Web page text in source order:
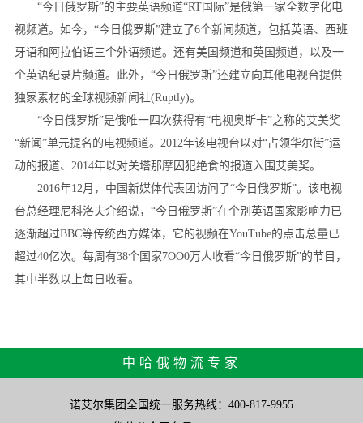
“今日俄罗斯”的主要英语频道“RT国际”是俄第一家全数字化电
视频道。如今，“今日俄罗斯”建立了6个新闻频道，包括英语、西班
牙语和阿拉伯语三个外语频道。还有美国频道和英国频道，以及一
个英语纪录片频道。此外，“今日俄罗斯”还建立向其他电视台提供
独家素材的全球视频新闻社(Ruptly)。
“今日俄罗斯”是俄唯一四次获得有“电视奥斯卡”之称的艾美奖
“新闻”单元提名的电视频道。2012年该电视台以对“占领华尔街”运
动的报道、2014年以对关塔那摩囚犯绝食的报道入围艾美奖。
2016年12月，中国新媒体代表团访问了“今日俄罗斯”。该电视
台总经理尼科洛夫介绍说，“今日俄罗斯”在个别英语国家影响力已
逐渐超过BBC等传统西方媒体，它的视频在YouTube的点击总量已
超过40亿次。每周有38个国家7OO0万人收看“今日俄罗斯”的节目，
其中半数以上每日收看。
中哈俄物流专家
诺艾尔集团全国统一服务热线：400-817-9955